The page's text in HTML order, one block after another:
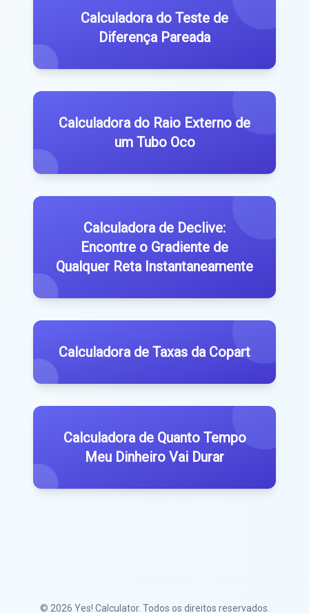
Calculadora do Teste de
Diferença Pareada
Calculadora do Raio Externo de
um Tubo Oco
Calculadora de Declive:
Encontre o Gradiente de
Qualquer Reta Instantaneamente
Calculadora de Taxas da Copart
Calculadora de Quanto Tempo
Meu Dinheiro Vai Durar
© 2026 Yes! Calculator. Todos os direitos reservados.